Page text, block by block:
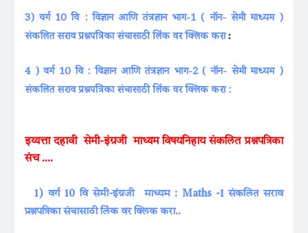
3) वर्ग 10 वि : विज्ञान आणि तंत्रज्ञान भाग-1 ( नॉन- सेमी माध्यम )
संकलित सराव प्रश्नपत्रिका संचासाठी लिंक वर क्लिक करा:
4 ) वर्ग 10 वि : विज्ञान आणि तंत्रज्ञान भाग-2 ( नॉन- सेमी माध्यम )
संकलित सराव प्रश्नपत्रिका संचासाठी लिंक वर क्लिक करा :
इय्यत्ता दहावी सेमी-इंग्रजी माध्यम विषयनिहाय संकलित प्रश्नपत्रिका
संच ....
1) वर्ग 10 वि सेमी-इंग्रजी माध्यम : Maths -1 संकलित सराव
प्रश्नपत्रिका संचासाठी लिंक वर क्लिक करा..